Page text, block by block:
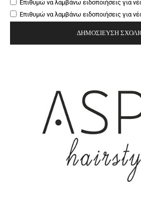
Επιθυμώ να λαμβάνω ειδοποιήσεις για
Επιθυμώ να λαμβάνω ειδοποιήσεις για